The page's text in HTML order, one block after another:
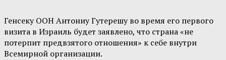
Генсеку ООН Антониу Гутерешу во время его первого
визита в Израиль будет заявлено, что страна «не
потерпит предвзятого отношения» к себе внутри
Всемирной организации.